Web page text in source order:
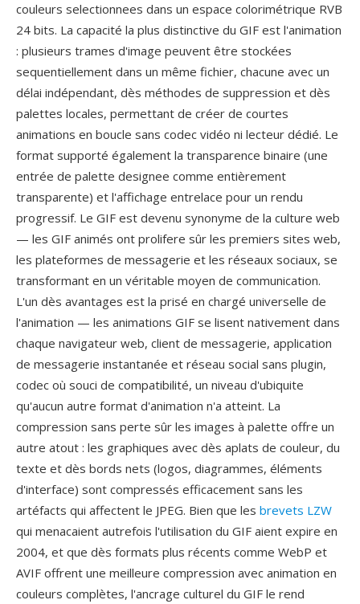
couleurs selectionnees dans un espace colorimétrique RVB
24 bits. La capacité la plus distinctive du GIF est l'animation
: plusieurs trames d'image peuvent être stockées
sequentiellement dans un même fichier, chacune avec un
délai indépendant, dès méthodes de suppression et dès
palettes locales, permettant de créer de courtes
animations en boucle sans codec vidéo ni lecteur dédié. Le
format supporté également la transparence binaire (une
entrée de palette designee comme entièrement
transparente) et l'affichage entrelace pour un rendu
progressif. Le GIF est devenu synonyme de la culture web
— les GIF animés ont prolifere sûr les premiers sites web,
les plateformes de messagerie et les réseaux sociaux, se
transformant en un véritable moyen de communication.
L'un dès avantages est la prisé en chargé universelle de
l'animation — les animations GIF se lisent nativement dans
chaque navigateur web, client de messagerie, application
de messagerie instantanée et réseau social sans plugin,
codec où souci de compatibilité, un niveau d'ubiquite
qu'aucun autre format d'animation n'a atteint. La
compression sans perte sûr les images à palette offre un
autre atout : les graphiques avec dès aplats de couleur, du
texte et dès bords nets (logos, diagrammes, éléments
d'interface) sont compressés efficacement sans les
artéfacts qui affectent le JPEG. Bien que les brevets LZW
qui menacaient autrefois l'utilisation du GIF aient expire en
2004, et que dès formats plus récents comme WebP et
AVIF offrent une meilleure compression avec animation en
couleurs complètes, l'ancrage culturel du GIF le rend